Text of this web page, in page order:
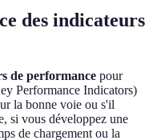
des indicateurs
de performance pour
Performance Indicators)
la bonne voie ou s'il
si vous développez une
de chargement ou la